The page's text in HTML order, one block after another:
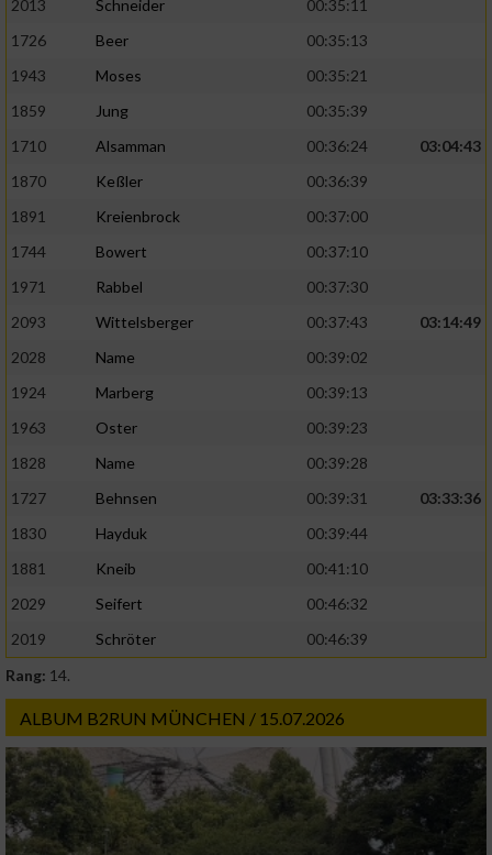
2013
Schneider
00:35:11
1726
Beer
00:35:13
1943
Moses
00:35:21
1859
Jung
00:35:39
1710
Alsamman 00:36:24
03:04:43
1870
Keßler
00:36:39
1891
Kreienbrock
00:37:00
1744
Bowert
00:37:10
1971
Rabbel
00:37:30
2093
Wittelsberger 00:37:43
03:14:49
2028
Name
00:39:02
1924
Marberg
00:39:13
1963
Oster
00:39:23
1828
Name
00:39:28
1727
Behnsen 00:39:31
03:33:36
1830
Hayduk
00:39:44
1881
Kneib
00:41:10
2029
Seifert
00:46:32
2019
Schröter
00:46:39
Rang: 14.
ALBUM B2RUN MÜNCHEN / 15.07.2026
Verwendung reduzierter Daten zur Auswahl
von Werbeanzeigen
Werbung
personalisierter Werbung
von Inhalten
personalisierter Inhalte
Analyse von Zielgruppen durch Statistiken
oder Kombinationen von Daten aus
verschiedenen Quellen
Verwendung reduzierter Daten zur Auswahl
von Inhalten
IAB-Besonderheiten:
Verwendung genauer Standortdaten
Geräte anhand von aktiv angeforderten
Informationen identifizieren